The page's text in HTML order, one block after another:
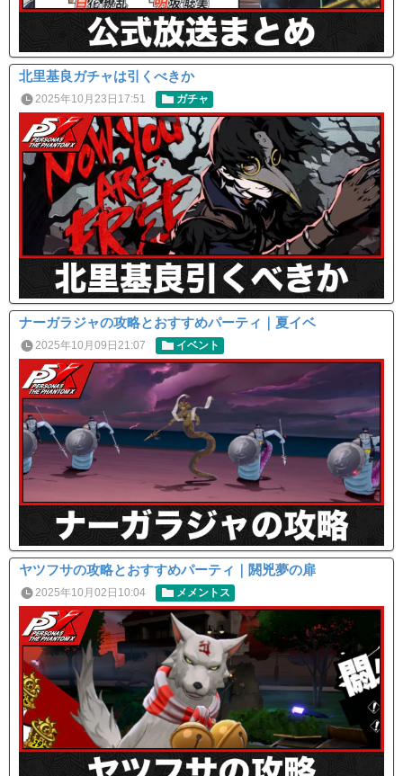
北里基良ガチャは引くべきか
2025年10月23日17:51 ガチャ
ナーガラジャの攻略とおすすめパーティ｜夏イベ
2025年10月09日21:07 イベント
ヤツフサの攻略とおすすめパーティ｜閼兇夢の扉
2025年10月02日10:04 メメントス